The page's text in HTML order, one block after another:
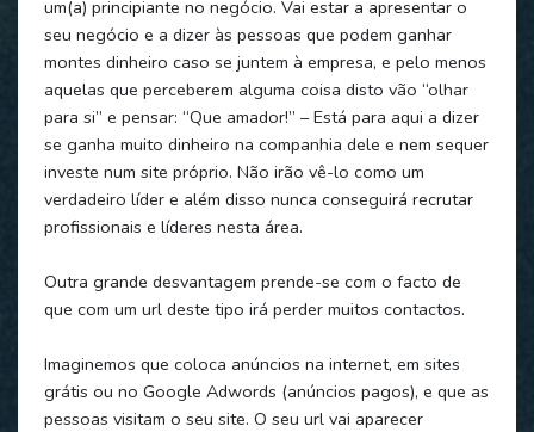
um(a) principiante no negócio. Vai estar a apresentar o
seu negócio e a dizer às pessoas que podem ganhar
montes dinheiro caso se juntem à empresa, e pelo menos
aquelas que perceberem alguma coisa disto vão “olhar
para si” e pensar: “Que amador!” – Está para aqui a dizer
se ganha muito dinheiro na companhia dele e nem sequer
investe num site próprio. Não irão vê-lo como um
verdadeiro líder e além disso nunca conseguirá recrutar
profissionais e líderes nesta área.
Outra grande desvantagem prende-se com o facto de
que com um url deste tipo irá perder muitos contactos.
Imaginemos que coloca anúncios na internet, em sites
grátis ou no Google Adwords (anúncios pagos), e que as
pessoas visitam o seu site. O seu url vai aparecer